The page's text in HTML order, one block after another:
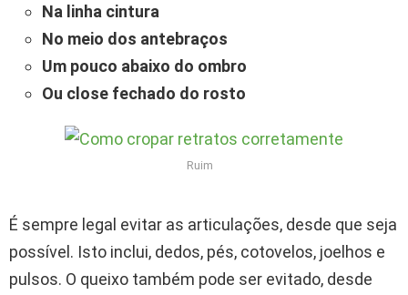
Na linha cintura
No meio dos antebraços
Um pouco abaixo do ombro
Ou close fechado do rosto
Ruim
É sempre legal evitar as articulações, desde que seja
possível. Isto inclui, dedos, pés, cotovelos, joelhos e
pulsos. O queixo também pode ser evitado, desde